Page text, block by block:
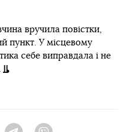
вручила повістки,
пункт. У місцевому
себе виправдала і не